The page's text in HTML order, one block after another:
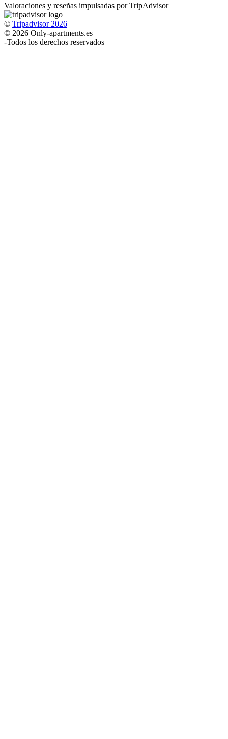
Valoraciones y reseñas impulsadas por TripAdvisor
© Tripadvisor 2026
© 2026 Only-apartments.es
-Todos los derechos reservados